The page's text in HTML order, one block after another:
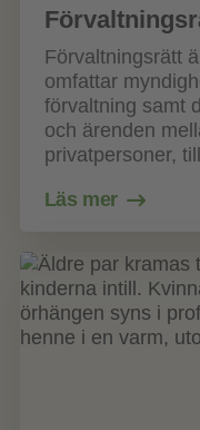
Förvaltningsrätt
omfattar
förvaltning samt
och ärenden
privatpersoner,
Läs mer